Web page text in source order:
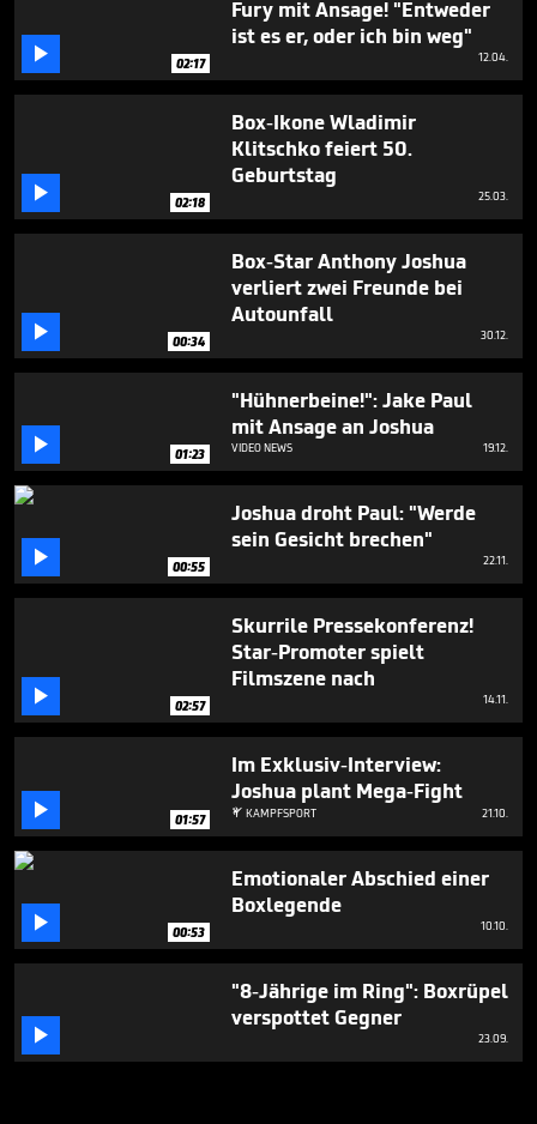
minute,
seconds
 02:17
Fury mit Ansage! "Entweder
ist es er, oder ich bin weg"
12.04.
 02:18
Box-Ikone Wladimir
Klitschko feiert 50.
Geburtstag
25.03.
 00:34
Box-Star Anthony Joshua
verliert zwei Freunde bei
Autounfall
30.12.
 01:23
"Hühnerbeine!": Jake Paul
mit Ansage an Joshua
VIDEO NEWS 19.12.
 00:55
Joshua droht Paul: "Werde
sein Gesicht brechen"
22.11.
 02:57
Skurrile Pressekonferenz!
Star-Promoter spielt
Filmszene nach
14.11.
 01:57
Im Exklusiv-Interview:
Joshua plant Mega-Fight
 KAMPFSPORT 21.10.
 00:53
Emotionaler Abschied einer
Boxlegende
10.10.

"8-Jährige im Ring": Boxrüpel
verspottet Gegner
23.09.